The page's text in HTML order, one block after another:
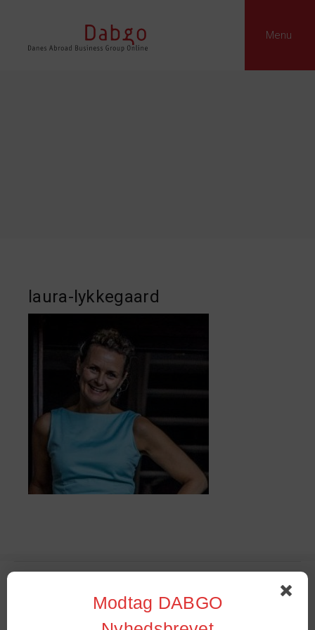
Menu
laura-lykkegaard
Modtag DABGO